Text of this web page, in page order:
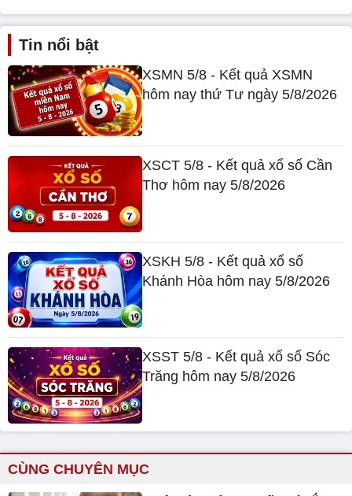
Tin nổi bật
XSMN 5/8 - Kết quả XSMN
hôm nay thứ Tư ngày 5/8/2026
XSCT 5/8 - Kết quả xổ số Cần
Thơ hôm nay 5/8/2026
XSKH 5/8 - Kết quả xổ số
Khánh Hòa hôm nay 5/8/2026
XSST 5/8 - Kết quả xổ số Sóc
Trăng hôm nay 5/8/2026
CÙNG CHUYÊN MỤC